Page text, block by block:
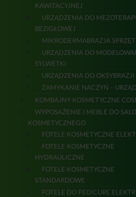
KAWITACYJNEJ
URZĄDZENIA DO
BEZIGŁOWEJ
MIKRODERMABRAZJA SPRZĘT
URZĄDZENIA DO
SYLWETKI
URZĄDZENIA DO OKSYBRAZJI
ZAMYKANIE NACZYŃ –
KOMBAJNY KOSMETYCZNE
WYPOSAŻENIE I MEBLE DO
KOSMETYCZNEGO
FOTELE KOSMETYCZNE
FOTELE KOSMETYCZNE
HYDRAULICZNE
FOTELE KOSMETYCZNE
STANDARDOWE
FOTELE DO PEDICURE